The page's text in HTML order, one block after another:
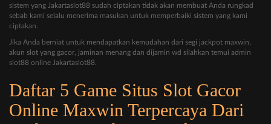
sistem yang Jakartaslot88 sudah ciptakan tidak akan membuat Anda rungkad
sebab kami selalu menerima masukan untuk memperbaiki sistem yang kami
ciptakan.
Jika Anda berniat untuk mendapatkan kemudahan dari segi jackpot maxwin,
akun slot yang gacor, jaminan menang dan dijamin wd silahkan temui admin
slot88 online Jakartaslot88.
Daftar 5 Game Situs Slot Gacor
Online Maxwin Terpercaya Dari